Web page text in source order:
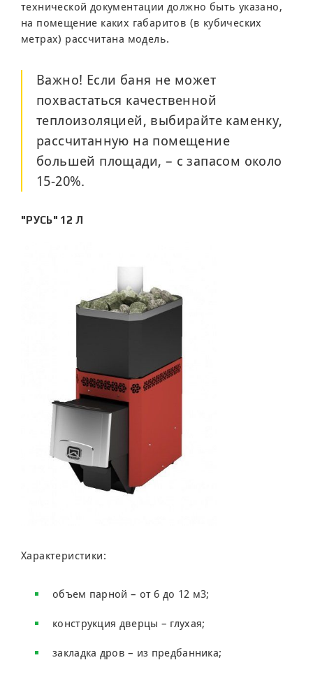
технической документации должно быть указано,
на помещение каких габаритов (в кубических
метрах) рассчитана модель.
Важно! Если баня не может
похвастаться качественной
теплоизоляцией, выбирайте каменку,
рассчитанную на помещение
большей площади, – с запасом около
15-20%.
"РУСЬ" 12 Л
Характеристики:
объем парной – от 6 до 12 м3;
конструкция дверцы – глухая;
закладка дров – из предбанника;